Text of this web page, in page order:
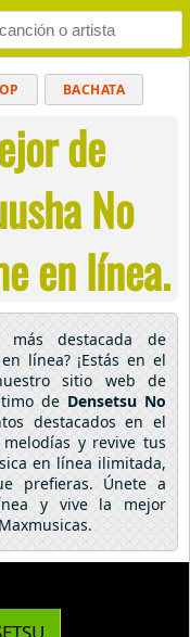
BACHATA
REGGAETON
ELECTRÓNICA
de
No
en línea.
destacada de
en línea? ¡Estás en el
sitio web de
de Densetsu No
destacados en el
y revive tus
en línea ilimitada,
prefieras. Únete a
y vive la mejor